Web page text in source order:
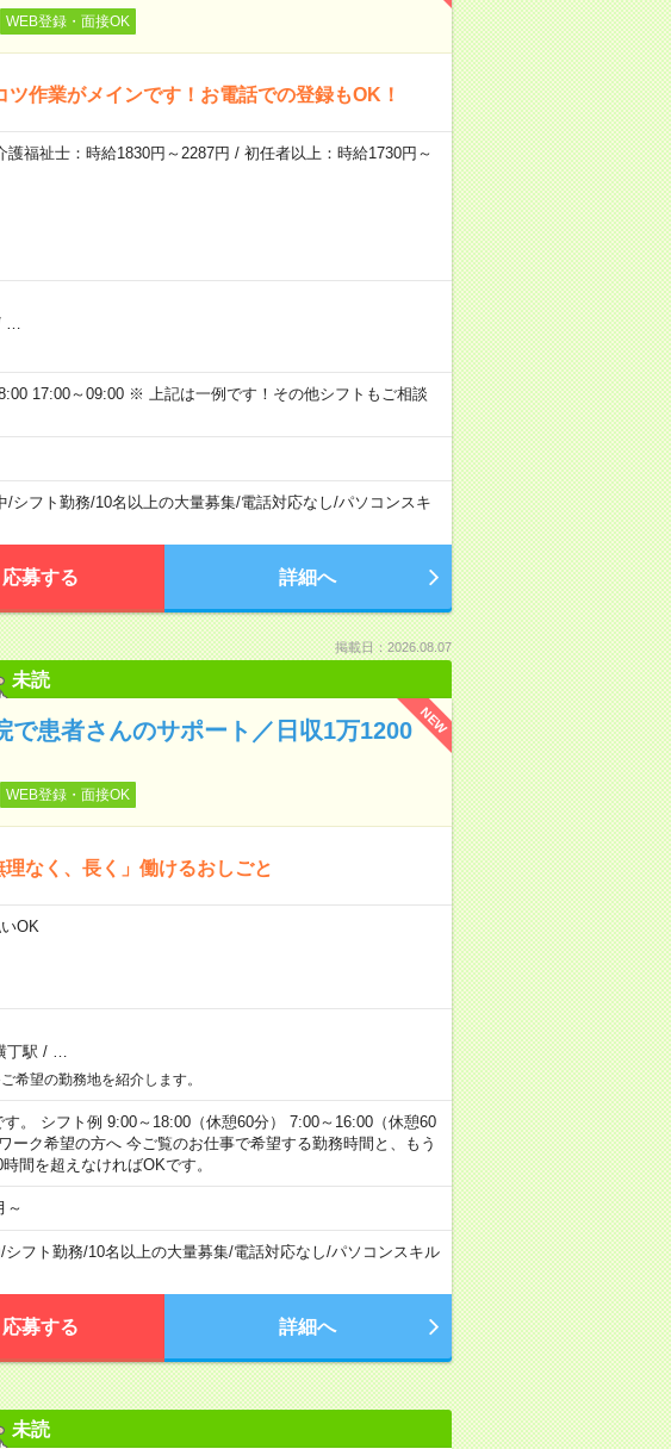
WEB登録・面接OK
作業がメインです！お電話での登録もOK！
福祉士：時給1830円～2287円 / 初任者以上：時給1730円～
17:00～09:00 ※ 上記は一例です！その他シフトもご相談
/シフト勤務/10名以上の大量募集/電話対応なし/パソコンスキ
応募する 詳細へ
掲載日：2026.08.07
未読
NEW
で患者さんのサポート／日収1万1200
WEB登録・面接OK
なく、長く」働けるおしごと
OK
丁駅 /
望の勤務地を紹介します。
。 シフト例 9:00～18:00（休憩60分） 7:00～16:00（休憩60
ク希望の方へ 今ご覧のお仕事で希望する勤務時間と、もう
間を超えなければOKです。
～
/シフト勤務/10名以上の大量募集/電話対応なし/パソコンスキル
応募する 詳細へ
未読